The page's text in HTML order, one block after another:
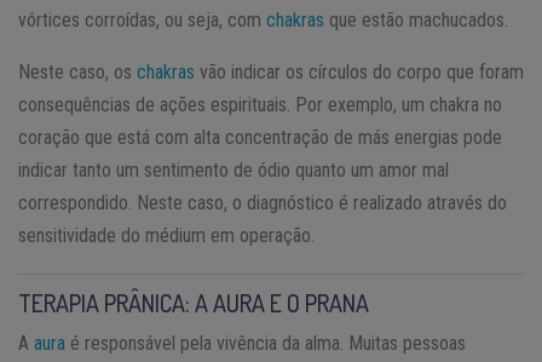
vórtices corroídas, ou seja, com chakras que estão machucados.
Neste caso, os chakras vão indicar os círculos do corpo que foram
consequências de ações espirituais. Por exemplo, um chakra no
coração que está com alta concentração de más energias pode
indicar tanto um sentimento de ódio quanto um amor mal
correspondido. Neste caso, o diagnóstico é realizado através do
sensitividade do médium em operação.
TERAPIA PRÂNICA: A AURA E O PRANA
A aura é responsável pela vivência da alma. Muitas pessoas